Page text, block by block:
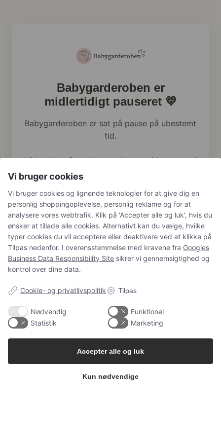
Babygarderoben er
midlertidigt pauseret 💛
Babygarderoben er sat på pause på ubestemt
tid.
Vi har brug for at bruge al vores tid og energi
på familien lige nu, og webshoppen holder
Har du tidligere bestilt hos os, håndterer vi
naturligvis stadig returneringer, reklamationer
og spørgsmål som normalt.
ms@babygarderoben.dk
Kærlige hilsner fra Mette fra Babygarderoben
Vi bruger cookies
Vi bruger cookies og lignende teknologier for at give dig en
personlig shoppingoplevelse, personlig reklame og for at
analysere vores webtrafik. Klik på 'Accepter alle og luk', hvis du
ønsker at tillade alle cookies. Alternativt kan du vælge, hvilke
typer cookies du vil acceptere eller deaktivere ved at klikke på
Tilpas nedenfor. I overensstemmelse med kravene fra Googles
Business Data Responsibility Site sikrer vi gennemsigtighed og
kontrol over dine data.
Cookie- og privatlivspolitik Tilpas
Nødvendig
Funktionel
Statistik
Marketing
Kun nødvendige
Accepter alle og luk